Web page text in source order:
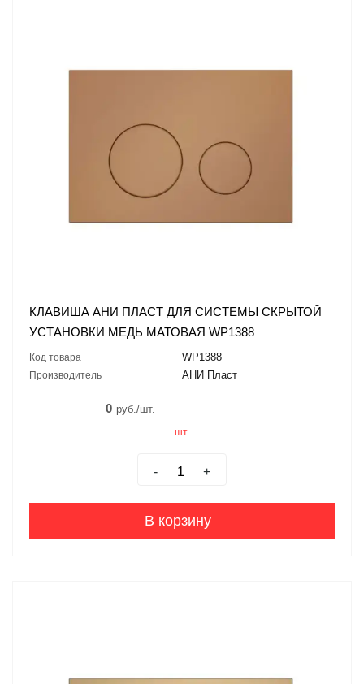
КЛАВИША АНИ ПЛАСТ ДЛЯ СИСТЕМЫ СКРЫТОЙ
УСТАНОВКИ МЕДЬ МАТОВАЯ WP1388
Код товара WP1388
Производитель АНИ Пласт
0 руб./шт.
шт.
- +
В корзину